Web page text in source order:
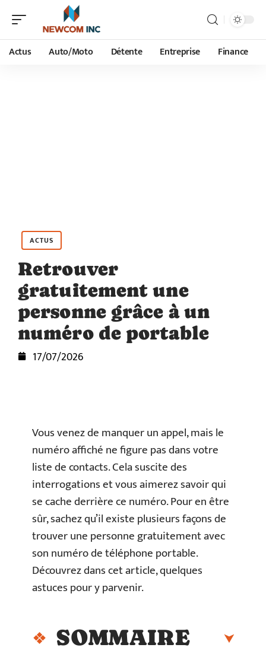
Actus Auto/Moto Détente Entreprise Finance
ACTUS
Retrouver
gratuitement une
personne grâce à un
numéro de portable
17/07/2026
Vous venez de manquer un appel, mais le
numéro affiché ne figure pas dans votre
liste de contacts. Cela suscite des
interrogations et vous aimerez savoir qui
se cache derrière ce numéro. Pour en être
sûr, sachez qu’il existe plusieurs façons de
trouver une personne gratuitement avec
son numéro de téléphone portable.
Découvrez dans cet article, quelques
astuces pour y parvenir.
SOMMAIRE